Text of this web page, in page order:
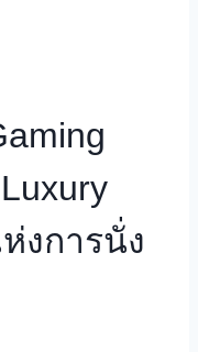
งการนั่ง